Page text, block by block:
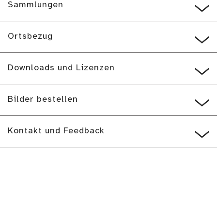
Sammlungen
Ortsbezug
Downloads und Lizenzen
Bilder bestellen
Kontakt und Feedback